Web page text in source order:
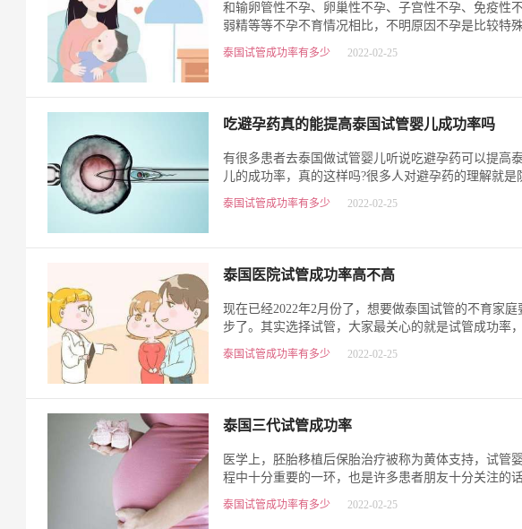
和输卵管性不孕、卵巢性不孕、子宫性不孕、免疫性
弱精等等不孕不育情况相比，不明原因不孕是比较特
其他情况都是属于知道是…
泰国试管成功率有多少 2022-02-25
吃避孕药真的能提高泰国试管婴儿成功率吗
有很多患者去泰国做试管婴儿听说吃避孕药可以提高
儿的成功率，真的这样吗?很多人对避孕药的理解就是
孕，因此觉得医生给我开避孕…
泰国试管成功率有多少 2022-02-25
泰国医院试管成功率高不高
现在已经2022年2月份了，想要做泰国试管的不育家庭
步了。其实选择试管，大家最关心的就是试管成功率
成功率，很多人也是拼尽全…
泰国试管成功率有多少 2022-02-25
泰国三代试管成功率
医学上，胚胎移植后保胎治疗被称为黄体支持，试管
程中十分重要的一环，也是许多患者朋友十分关注的
一起来看看泰国三代试管…
泰国试管成功率有多少 2022-02-25